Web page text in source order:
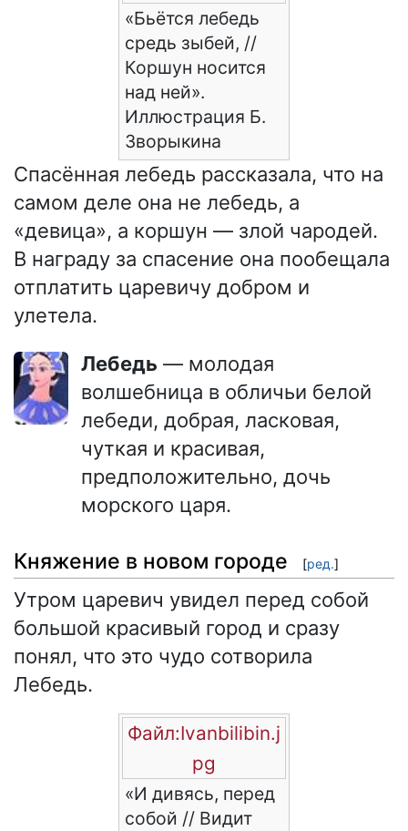
«Бьётся лебедь
средь зыбей, //
Коршун носится
над ней».
Иллюстрация Б.
Зворыкина
Спасённая лебедь рассказала, что на
самом деле она не лебедь, а
«девица», а коршун — злой чародей.
В награду за спасение она пообещала
отплатить царевичу добром и
улетела.
Лебедь — молодая
волшебница в обличьи белой
лебеди, добрая, ласковая,
чуткая и красивая,
предположительно, дочь
морского царя.
Княжение в новом городе [ред.]
Утром царевич увидел перед собой
большой красивый город и сразу
понял, что это чудо сотворила
Лебедь.
Файл:Ivanbilibin.j
pg
«И дивясь, перед
собой // Видит